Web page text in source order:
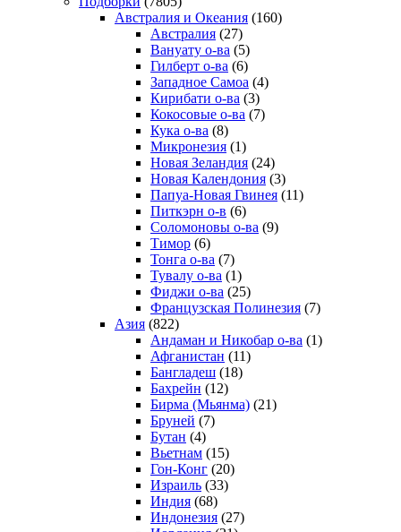
Австралия и Океания (160)
Австралия (27)
Вануату о-ва (5)
Гилберт о-ва (6)
Западное Самоа (4)
Кирибати о-ва (3)
Кокосовые о-ва (7)
Кука о-ва (8)
Микронезия (1)
Новая Зеландия (24)
Новая Календония (3)
Папуа-Новая Гвинея (11)
Питкэрн о-в (6)
Соломоновы о-ва (9)
Тимор (6)
Тонга о-ва (7)
Тувалу о-ва (1)
Фиджи о-ва (25)
Французская Полинезия (7)
Азия (822)
Андаман и Никобар о-ва (1)
Афганистан (11)
Бангладеш (18)
Бахрейн (12)
Бирма (Мьянма) (21)
Бруней (7)
Бутан (4)
Вьетнам (15)
Гон-Конг (20)
Израиль (33)
Индия (68)
Индонезия (27)